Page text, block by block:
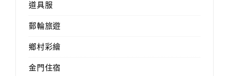
道具服
郵輪旅遊
鄉村彩繪
金門住宿